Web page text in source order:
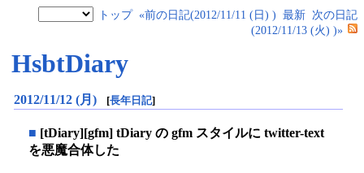
トップ «前の日記(2012/11/11 (日) ) 最新 次の日記
(2012/11/13 (火) )»
HsbtDiary
2012/11/12 (月) [長年日記]
■ [tDiary][gfm] tDiary の gfm スタイルに twitter-text
を悪魔合体した